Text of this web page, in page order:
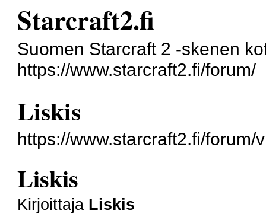
Starcraft2.fi
Suomen Starcraft 2 -skenen
https://www.starcraft2.fi/forum/
Liskis
https://www.starcraft2.fi/
Liskis
Kirjoittaja Liskis